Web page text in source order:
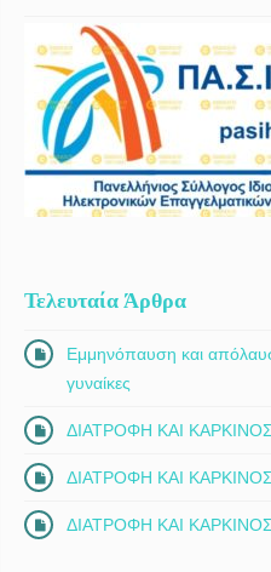
Τελευταία Άρθρα
Εμμηνόπαυση και
γυναίκες
ΔΙΑΤΡΟΦΗ ΚΑΙ ΚΑΡΚΙΝΟΣ
ΔΙΑΤΡΟΦΗ ΚΑΙ
ΔΙΑΤΡΟΦΗ ΚΑΙ